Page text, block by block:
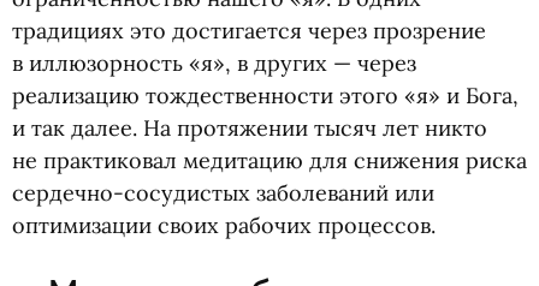
традициях это достигается через прозрение
в иллюзорность «я», в других — через
реализацию тождественности этого «я» и Бога,
и так далее. На протяжении тысяч лет никто
не практиковал медитацию для снижения риска
сердечно-сосудистых заболеваний или
оптимизации своих рабочих процессов.